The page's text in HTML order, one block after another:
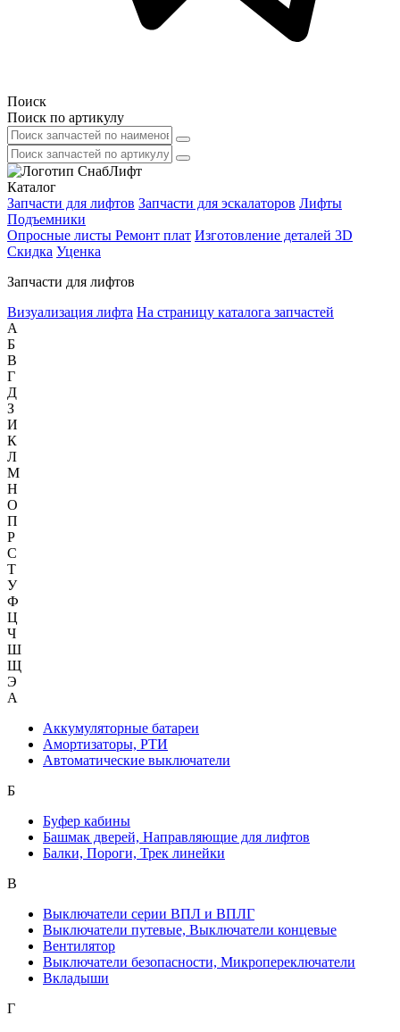
Поиск
Поиск по артикулу
Каталог
Запчасти для лифтов Запчасти для эскалаторов Лифты
Подъемники
Опросные листы Ремонт плат Изготовление деталей 3D
Скидка Уценка
Запчасти для лифтов
Визуализация лифта На страницу каталога запчастей
А
Б
В
Г
Д
З
И
К
Л
М
Н
О
П
Р
С
Т
У
Ф
Ц
Ч
Ш
Щ
Э
А
Аккумуляторные батареи
Амортизаторы, РТИ
Автоматические выключатели
Б
Буфер кабины
Башмак дверей, Направляющие для лифтов
Балки, Пороги, Трек линейки
В
Выключатели серии ВПЛ и ВПЛГ
Выключатели путевые, Выключатели концевые
Вентилятор
Выключатели безопасности, Микропереключатели
Вкладыши
Г